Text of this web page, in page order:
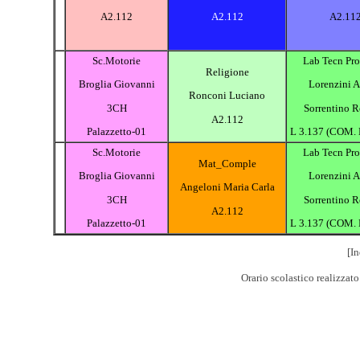
A2.112
A2.112
Sc.Motorie
Broglia Giovanni
3CH
Palazzetto-01
Religione
Ronconi Luciano
A2.112
Lab Tecn
Lorenzini
Sorrentino
L 3.137 (COM.
Sc.Motorie
Broglia Giovanni
3CH
Palazzetto-01
Mat_Comple
Angeloni Maria Carla
A2.112
Lab Tecn
Lorenzini
Sorrentino
L 3.137 (COM.
Orario scolastico